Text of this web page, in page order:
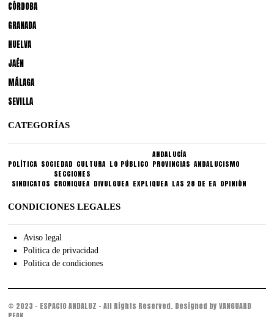
CÓRDOBA
GRANADA
HUELVA
JAÉN
MÁLAGA
SEVILLA
CATEGORÍAS
POLÍTICA SOCIEDAD CULTURA LO PÚBLICO
ANDALUCÍA
PROVINCIAS ANDALUCISMO
SINDICATOS
SECCIONES
CRONIQUEA DIVULGUEA EXPLIQUEA LAS 28 DE EA OPINIÓN
CONDICIONES LEGALES
Aviso legal
Politica de privacidad
Politica de condiciones
© 2023 - ESPACIO ANDALUZ - All Rights Reserved. Designed by VANGUARD